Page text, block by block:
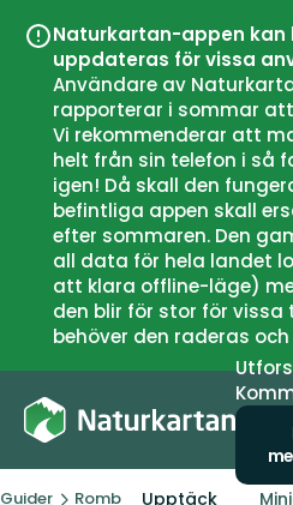
Naturkartan-appen kan
uppdateras för vissa
Användare av
rapporterar i sommar
Vi rekommenderar att
helt från sin telefon i så
igen! Då skall den
befintliga appen skall
efter sommaren. Den
all data för hela landet
att klara offline-läge)
den blir för stor för vissa
behöver den raderas
Guider RomboledenUpptäck